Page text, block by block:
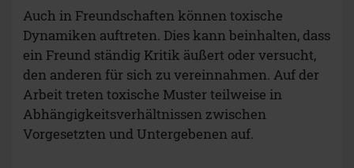
Auch in Freundschaften können toxische
Dynamiken auftreten. Dies kann beinhalten, dass
ein Freund ständig Kritik äußert oder versucht,
den anderen für sich zu vereinnahmen. Auf der
Arbeit treten toxische Muster teilweise in
Abhängigkeitsverhältnissen zwischen
Vorgesetzten und Untergebenen auf.